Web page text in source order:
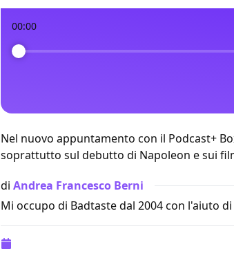
00:00
Nel nuovo appuntamento con il Podcast+
soprattutto sul debutto di Napoleon e sui
di Andrea Francesco Berni
Mi occupo di Badtaste dal 2004 con l'aiuto